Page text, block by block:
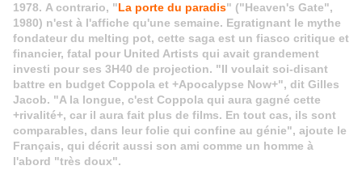
1978. A contrario, "La porte du paradis" ("Heaven's Gate",
1980) n'est à l'affiche qu'une semaine. Egratignant le mythe
fondateur du melting pot, cette saga est un fiasco critique et
financier, fatal pour United Artists qui avait grandement
investi pour ses 3H40 de projection. "Il voulait soi-disant
battre en budget Coppola et +Apocalypse Now+", dit Gilles
Jacob. "A la longue, c'est Coppola qui aura gagné cette
+rivalité+, car il aura fait plus de films. En tout cas, ils sont
comparables, dans leur folie qui confine au génie", ajoute le
Français, qui décrit aussi son ami comme un homme à
l'abord "très doux".